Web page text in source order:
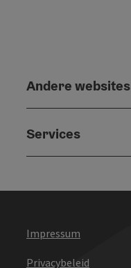
Andere websites
Services
Impressum
Privacybeleid